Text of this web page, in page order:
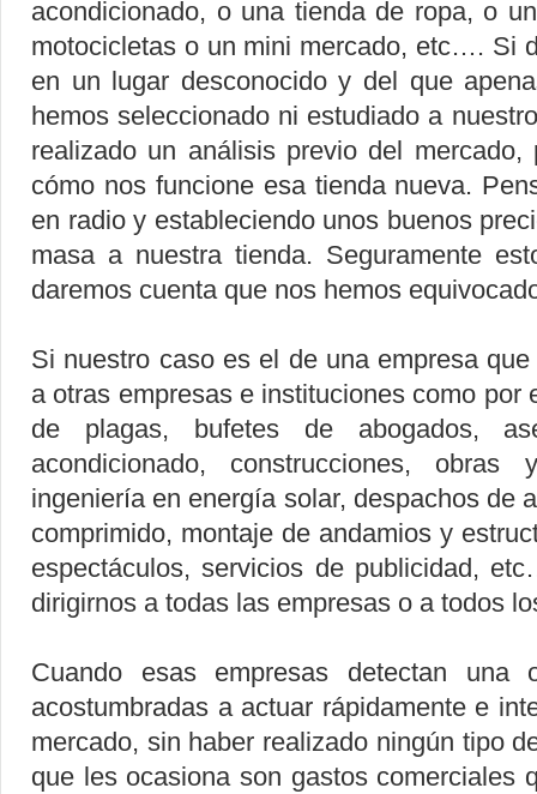
acondicionado, o una tienda de ropa, o
motocicletas o un mini mercado, etc…. Si
en un lugar desconocido y del que
hemos seleccionado ni estudiado a
realizado un análisis previo del
cómo nos funcione esa tienda nueva.
en radio y estableciendo unos buenos
masa a nuestra tienda. Seguramente
daremos cuenta que nos hemos
Si nuestro caso es el de una empresa
a otras empresas e instituciones como por
de plagas, bufetes de abogados,
acondicionado, construcciones,
ingeniería en energía solar, despachos de
comprimido, montaje de andamios y
espectáculos, servicios de publicidad,
dirigirnos a todas las empresas o a todos
Cuando esas empresas detectan una
acostumbradas a actuar rápidamente e
mercado, sin haber realizado ningún tipo
que les ocasiona son gastos comerciales